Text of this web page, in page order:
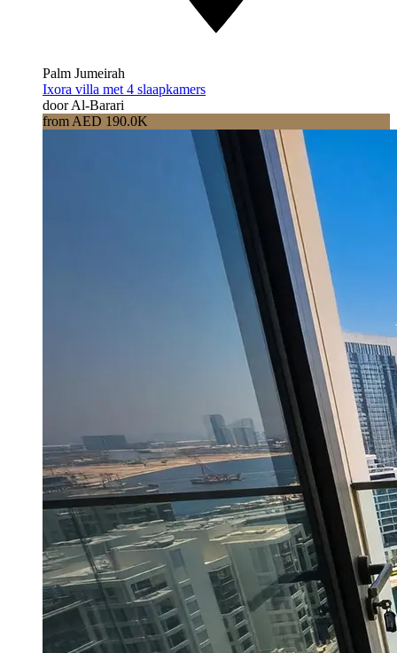
Palm Jumeirah
Ixora villa met 4 slaapkamers
door Al-Barari
from AED 190.0K